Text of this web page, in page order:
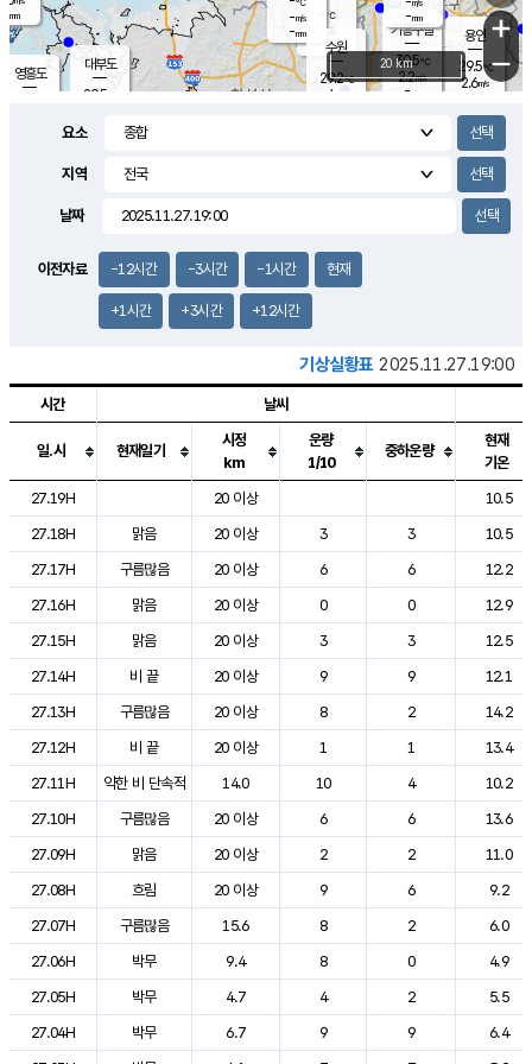
mm
영흥도
용인
29.5℃
2.6m/s
3.1m/s
대부도
29.5
- ℃
m/s
mm
기흥구갈
30.5℃
2.2m/s
-
-m/s
-mm
-mm
수원
29.2℃
4 m/s
+
−
20 km
요소
지역
날짜
이전자료 -12시간 -3시간 -1시간 현재
+1시간 +3시간 +12시간
기상실황표 2025.11.27.19:00
도시별 기상실황표로 지점, 날씨, 기온, 강수, 바람, 기압등을 안내한 표입
시간 날씨
일.시 현재일기
시정
km
운량
1/10
중하운량
현재
기온
27.19H
20 이상
10.5
27.18H
맑음 20 이상 3 3
10.5
27.17H
구름많음 20 이상 6 6
12.2
27.16H
맑음 20 이상 0 0
12.9
27.15H
맑음 20 이상 3 3
12.5
27.14H
비 끝 20 이상 9 9
12.1
27.13H
구름많음 20 이상 8 2
14.2
27.12H
비 끝 20 이상 1 1
13.4
27.11H
약한 비 단속적 14.0 10 4
10.2
27.10H
구름많음 20 이상 6 6
13.6
27.09H
맑음 20 이상 2 2
11.0
27.08H
흐림 20 이상 9 6
9.2
27.07H
구름많음 15.6 8 2
6.0
27.06H
박무 9.4 8 0
4.9
27.05H
박무 4.7 4 2
5.5
27.04H
박무 6.7 9 9
6.4